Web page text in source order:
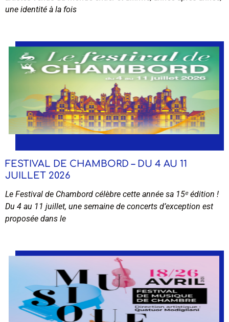
une identité à la fois
FESTIVAL DE CHAMBORD – DU 4 AU 11
JUILLET 2026
Le Festival de Chambord célèbre cette année sa 15ᵉ édition !
Du 4 au 11 juillet, une semaine de concerts d’exception est
proposée dans le